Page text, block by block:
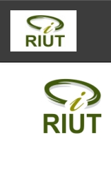
Skip
navigation